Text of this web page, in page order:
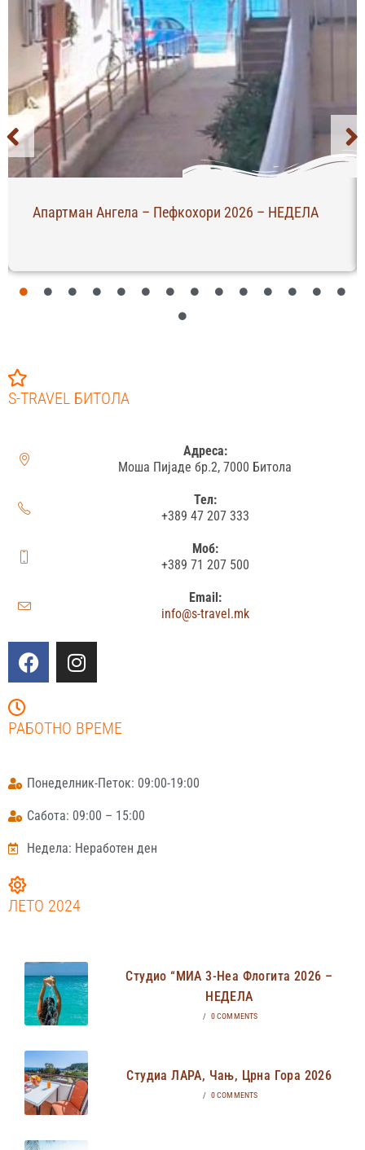
Апартман Ангела – Пефкохори 2026 – НЕДЕЛА
S-TRAVEL БИТОЛА
Адреса:
Моша Пијаде бр.2, 7000 Битола
Тел:
+389 47 207 333
Моб:
+389 71 207 500
Email:
info@s-travel.mk
РАБОТНО ВРЕМЕ
Понеделник-Петок: 09:00-19:00
Сабота: 09:00 – 15:00
Недела: Неработен ден
ЛЕТО 2024
Студио “МИА 3-Неа Флогита 2026 –
НЕДЕЛА
/ 0 COMMENTS
Студиа ЛАРА, Чањ, Црна Гора 2026
/ 0 COMMENTS